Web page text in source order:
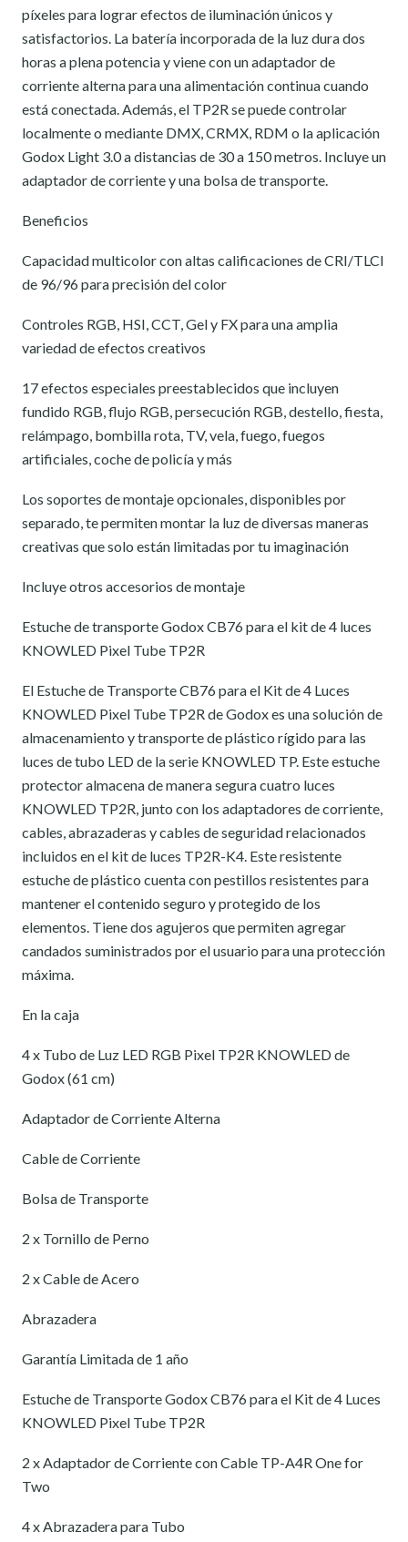
píxeles para lograr efectos de iluminación únicos y
satisfactorios. La batería incorporada de la luz dura dos
horas a plena potencia y viene con un adaptador de
corriente alterna para una alimentación continua cuando
está conectada. Además, el TP2R se puede controlar
localmente o mediante DMX, CRMX, RDM o la aplicación
Godox Light 3.0 a distancias de 30 a 150 metros. Incluye un
adaptador de corriente y una bolsa de transporte.
Beneficios
Capacidad multicolor con altas calificaciones de CRI/TLCI
de 96/96 para precisión del color
Controles RGB, HSI, CCT, Gel y FX para una amplia
variedad de efectos creativos
17 efectos especiales preestablecidos que incluyen
fundido RGB, flujo RGB, persecución RGB, destello, fiesta,
relámpago, bombilla rota, TV, vela, fuego, fuegos
artificiales, coche de policía y más
Los soportes de montaje opcionales, disponibles por
separado, te permiten montar la luz de diversas maneras
creativas que solo están limitadas por tu imaginación
Incluye otros accesorios de montaje
Estuche de transporte Godox CB76 para el kit de 4 luces
KNOWLED Pixel Tube TP2R
El Estuche de Transporte CB76 para el Kit de 4 Luces
KNOWLED Pixel Tube TP2R de Godox es una solución de
almacenamiento y transporte de plástico rígido para las
luces de tubo LED de la serie KNOWLED TP. Este estuche
protector almacena de manera segura cuatro luces
KNOWLED TP2R, junto con los adaptadores de corriente,
cables, abrazaderas y cables de seguridad relacionados
incluidos en el kit de luces TP2R-K4. Este resistente
estuche de plástico cuenta con pestillos resistentes para
mantener el contenido seguro y protegido de los
elementos. Tiene dos agujeros que permiten agregar
candados suministrados por el usuario para una protección
máxima.
En la caja
4 x Tubo de Luz LED RGB Pixel TP2R KNOWLED de
Godox (61 cm)
Adaptador de Corriente Alterna
Cable de Corriente
Bolsa de Transporte
2 x Tornillo de Perno
2 x Cable de Acero
Abrazadera
Garantía Limitada de 1 año
Estuche de Transporte Godox CB76 para el Kit de 4 Luces
KNOWLED Pixel Tube TP2R
2 x Adaptador de Corriente con Cable TP-A4R One for
Two
4 x Abrazadera para Tubo